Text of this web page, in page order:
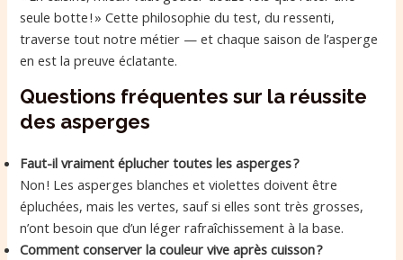
seule botte ! » Cette philosophie du test, du ressenti,
traverse tout notre métier — et chaque saison de l’asperge
en est la preuve éclatante.
Questions fréquentes sur la réussite
des asperges
Faut-il vraiment éplucher toutes les asperges ?
Non ! Les asperges blanches et violettes doivent être
épluchées, mais les vertes, sauf si elles sont très grosses,
n’ont besoin que d’un léger rafraîchissement à la base.
Comment conserver la couleur vive après cuisson ?